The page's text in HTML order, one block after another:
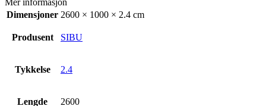
Dimensjoner 2600 × 1000 × 2.4 cm
Produsent SIBU
Tykkelse 2.4
Lengde 2600